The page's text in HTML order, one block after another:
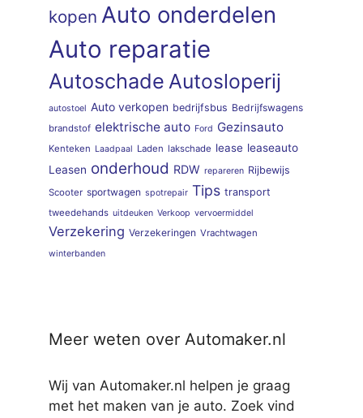
kopen Auto onderdelen
Auto reparatie
Autoschade Autosloperij
autostoel Auto verkopen bedrijfsbus Bedrijfswagens
brandstof elektrische auto Ford Gezinsauto
Kenteken Laadpaal Laden lakschade lease leaseauto
Leasen onderhoud RDW repareren Rijbewijs
Scooter sportwagen spotrepair Tips transport
tweedehands uitdeuken Verkoop vervoermiddel
Verzekering Verzekeringen Vrachtwagen
winterbanden
Meer weten over Automaker.nl
Wij van Automaker.nl helpen je graag
met het maken van je auto. Zoek vind